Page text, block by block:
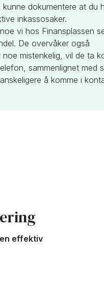
dokumentere at du
inkassosaker.
vi hos Finansplassen
De overvåker også
mistenkelig, vil de ta
sammenlignet med
å komme i
effektiv